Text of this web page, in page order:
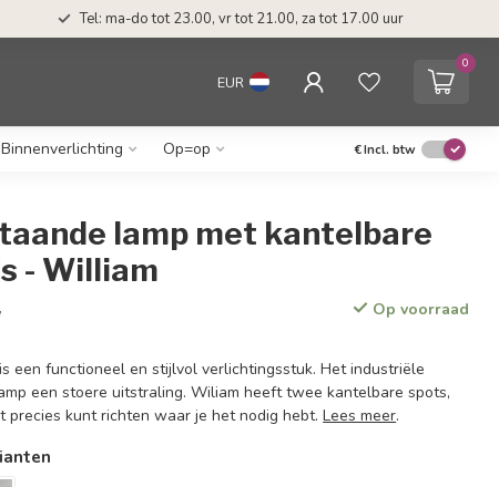
Tel: ma-do tot 23.00, vr tot 21.00, za tot 17.00 uur
EUR
0
Binnenverlichting Op=op €Incl. btw
lamp met kantelbare
- William
Op voorraad
een functioneel en stijlvol verlichtingsstuk. Het industriële
een stoere uitstraling. Wiliam heeft twee kantelbare spots,
precies kunt richten waar je het nodig hebt.Lees meer.